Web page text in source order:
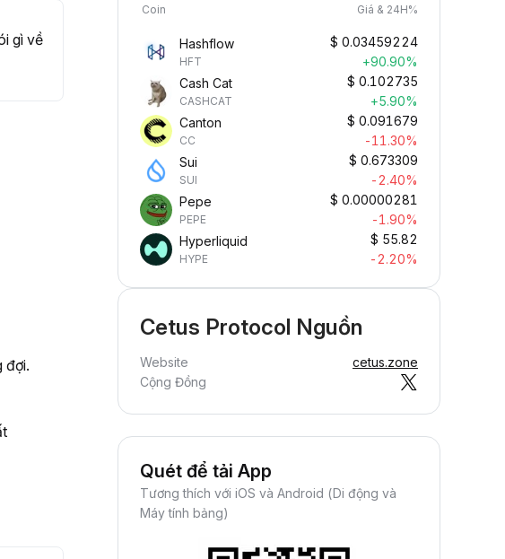
gì về
đợi.
Coin Giá & 24H%
Hashflow
HFT
$ 0.03459224
+90.90%
Cash Cat
CASHCAT
$ 0.102735
+5.90%
Canton
CC
$ 0.091679
-11.30%
Sui
SUI
$ 0.673309
-2.40%
Pepe
PEPE
$ 0.00000281
-1.90%
Hyperliquid
HYPE
$ 55.82
-2.20%
Cetus Protocol Nguồn
Website
cetus.zone
Cộng Đồng
Quét để tải App
Tương thích với iOS và Android (Di động và
Máy tính bảng)